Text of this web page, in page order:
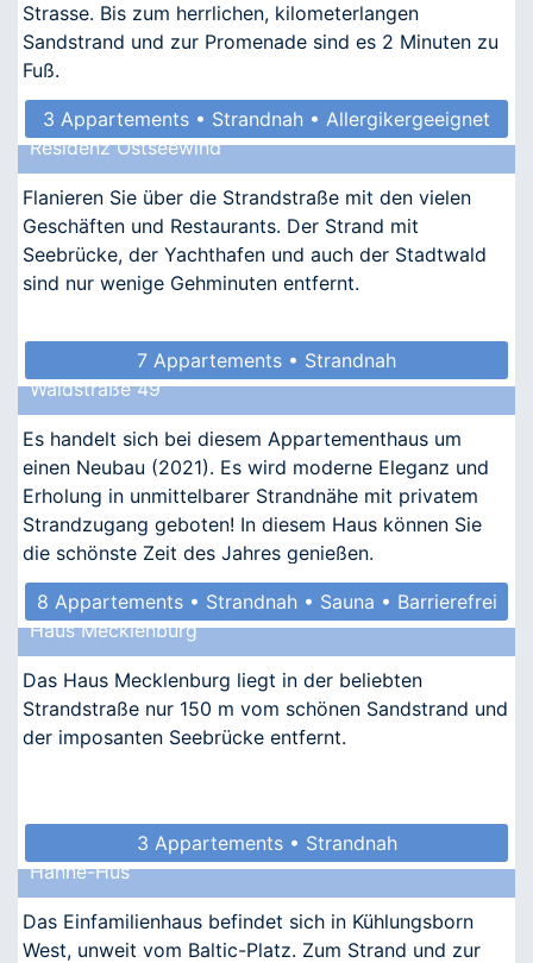
Strasse. Bis zum herrlichen, kilometerlangen
Sandstrand und zur Promenade sind es 2 Minuten zu
Fuß.
3 Appartements • Strandnah • Allergikergeeignet
Residenz Ostseewind
Flanieren Sie über die Strandstraße mit den vielen
Geschäften und Restaurants. Der Strand mit
Seebrücke, der Yachthafen und auch der Stadtwald
sind nur wenige Gehminuten entfernt.
7 Appartements • Strandnah
Waldstraße 49
Es handelt sich bei diesem Appartementhaus um
einen Neubau (2021). Es wird moderne Eleganz und
Erholung in unmittelbarer Strandnähe mit privatem
Strandzugang geboten! In diesem Haus können Sie
die schönste Zeit des Jahres genießen.
8 Appartements • Strandnah • Sauna • Barrierefrei
Haus Mecklenburg
Das Haus Mecklenburg liegt in der beliebten
Strandstraße nur 150 m vom schönen Sandstrand und
der imposanten Seebrücke entfernt.
3 Appartements • Strandnah
Hanne-Hus
Das Einfamilienhaus befindet sich in Kühlungsborn
West, unweit vom Baltic-Platz. Zum Strand und zur